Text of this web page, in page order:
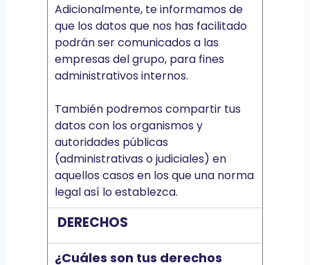
Adicionalmente, te informamos de
que los datos que nos has facilitado
podrán ser comunicados a las
empresas del grupo, para fines
administrativos internos.
También podremos compartir tus
datos con los organismos y
autoridades públicas
(administrativas o judiciales) en
aquellos casos en los que una norma
legal así lo establezca.
DERECHOS
¿Cuáles son tus derechos